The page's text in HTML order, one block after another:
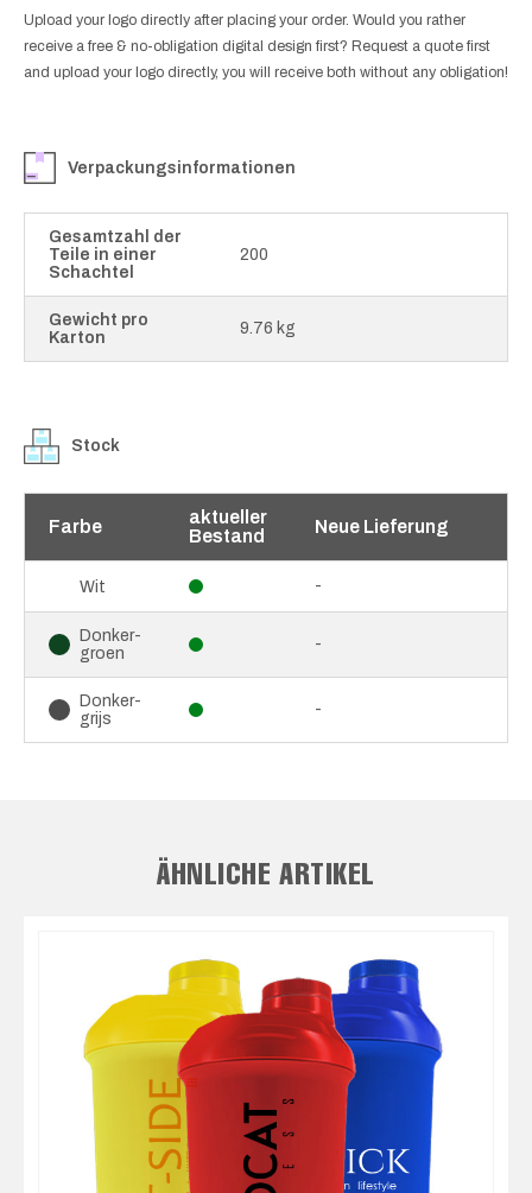
Upload your logo directly after placing your order. Would you rather
receive a free & no-obligation digital design first? Request a quote first
and upload your logo directly, you will receive both without any obligation!
Verpackungsinformationen
Gesamtzahl der
Teile in einer
Schachtel
200
Gewicht pro
Karton
9.76 kg
Stock
Farbe
aktueller
Bestand
Neue Lieferung
Wit -
Donker-
groen
-
Donker-
grijs
-
ÄHNLICHE ARTIKEL